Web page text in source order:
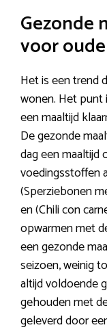
Gezonde
voor
Het is een trend
wonen. Het
een maaltijd
De gezonde
dag een maaltijd
voedingsstoffen
(Sperziebonen
en (Chili con
opwarmen met
een gezonde
seizoen, weinig
altijd voldoende
gehouden met
geleverd door